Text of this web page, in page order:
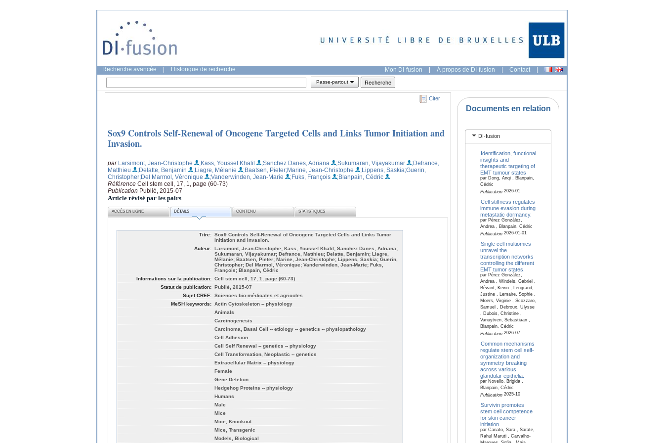
Recherche avancée Historique de recherche Mon DI-fusion | À propos de DI-fusion | Contact |
Passe-partout
Citer
Sox9 Controls Self-Renewal of Oncogene Targeted Cells and Links Tumor Initiation and
Invasion.
par Larsimont, Jean-Christophe ;Kass, Youssef Khalil ;Sanchez Danes, Adriana ;Sukumaran, Vijayakumar
;Defrance,
Matthieu
;Delatte, Benjamin ;Liagre, Mélanie ;Baatsen, Pieter;Marine, Jean-Christophe ;Lippens, Saskia;Guerin,
Christopher;Del Marmol, Véronique ;Vanderwinden, Jean-Marie ;Fuks, François
;Blanpain, Cédric
Référence Cell stem cell, 17, 1, page (60-73)
Publication Publié, 2015-07
Article révisé par les pairs
ACCÈS EN LIGNE DÉTAILS CONTENU STATISTIQUES
Titre: Sox9 Controls Self-Renewal of Oncogene Targeted Cells and Links Tumor
Initiation and Invasion.
Auteur: Larsimont, Jean-Christophe; Kass, Youssef Khalil; Sanchez Danes, Adriana;
Sukumaran, Vijayakumar; Defrance, Matthieu; Delatte, Benjamin; Liagre,
Mélanie; Baatsen, Pieter; Marine, Jean-Christophe; Lippens, Saskia; Guerin,
Christopher; Del Marmol, Véronique; Vanderwinden, Jean-Marie; Fuks,
François; Blanpain, Cédric
Informations sur la publication: Cell stem cell, 17, 1, page (60-73)
Statut de publication: Publié, 2015-07
Sujet CREF: Sciences bio-médicales et agricoles
MeSH keywords: Actin Cytoskeleton -- physiology
Animals
Carcinogenesis
Carcinoma, Basal Cell -- etiology -- genetics -- physiopathology
Cell Adhesion
Cell Self Renewal -- genetics -- physiology
Cell Transformation, Neoplastic -- genetics
Extracellular Matrix -- physiology
Female
Gene Deletion
Hedgehog Proteins -- physiology
Humans
Male
Mice
Mice, Knockout
Mice, Transgenic
Models, Biological
Documents en relation
DI-fusion
Identification, functional
insights and
therapeutic targeting of
EMT tumour states
par Dong, Anqi , Blanpain,
Cédric
Publication2026-01
Cell stiffness regulates
immune evasion during
metastatic dormancy.
par Pérez González,
Andrea , Blanpain, Cédric
Publication2026-01-01
Single cell multiomics
unravel the
transcription networks
controlling the different
EMT tumor states.
par Pérez González,
Andrea , Windels, Gabriel ,
Bévant, Kevin , Lengrand,
Justine , Lemaire, Sophie ,
Moers, Virginie , Scozzaro,
Samuel , Debroux, Ulysse
, Dubois, Christine ,
Vanuytven, Sebastiaan ,
Blanpain, Cédric
Publication2026-07
Common mechanisms
regulate stem cell self-
organization and
symmetry breaking
across various
glandular epithelia.
par Novello, Brigida ,
Blanpain, Cédric
Publication2025-10
Survivin promotes
stem cell competence
for skin cancer
initiation.
par Canato, Sara , Sarate,
Rahul Maruti , Carvalho-